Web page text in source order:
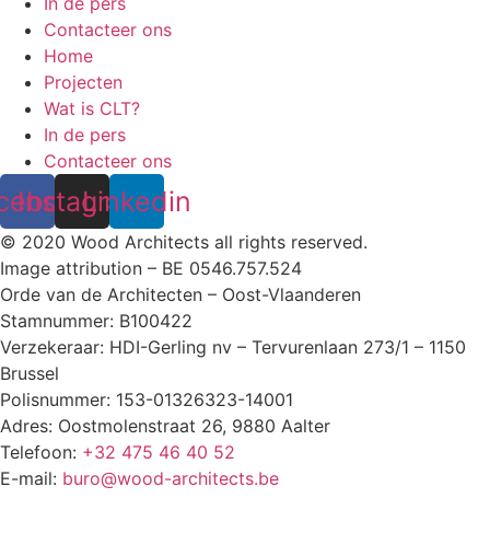
Contacteer ons
Home
Projecten
Wat is CLT?
In de pers
Contacteer ons
Instagram
Linkedin
© 2020 Wood Architects all rights reserved.
Image attribution – BE 0546.757.524
Orde van de Architecten – Oost-Vlaanderen
Stamnummer: B100422
Verzekeraar: HDI-Gerling nv – Tervurenlaan 273/1 – 1150
Brussel
Polisnummer: 153-01326323-14001
Adres: Oostmolenstraat 26, 9880 Aalter
Telefoon: +32 475 46 40 52
E-mail: buro@wood-architects.be